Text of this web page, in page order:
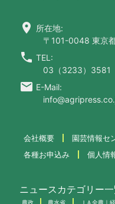
location_on 所在地:
〒101-0048 東京
call TEL:
03（3233）3581
email E-Mail:
会社概要 園芸情報セ
各種お申込み
個人情
ニュースカテゴリー
農政 農水省 ＪＡ全農｜